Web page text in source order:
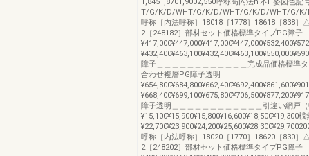
T/G/K/D/WHT/G/K/D/WHT/G/K/D/WHT/G/K/
呼称［内法呼称］18018［1778］18618［838］
2［248182］部材セット価格標準タイプPG障子
障子＿＿＿＿＿＿＿＿＿＿＿＿完成品価格標準
合わせ複層PG障子透明
障子透明＿＿＿＿＿＿＿＿＿＿＿＿引違い網戸（
¥15,100¥15,900¥15,800¥16,600¥18,500¥19,300桟
呼称［内法呼称］18020［1770］18620［830］
2［248202］部材セット価格標準タイプPG障子